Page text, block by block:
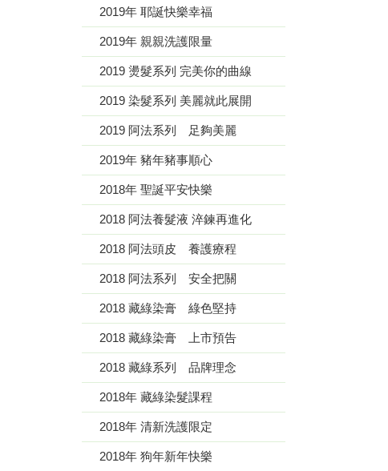
2019年 耶誕快樂幸福
2019年 親親洗護限量
2019 燙髮系列 完美你的曲線
2019 染髮系列 美麗就此展開
2019 阿法系列 足夠美麗
2019年 豬年豬事順心
2018年 聖誕平安快樂
2018 阿法養髮液 淬鍊再進化
2018 阿法頭皮 養護療程
2018 阿法系列 安全把關
2018 藏綠染膏 綠色堅持
2018 藏綠染膏 上市預告
2018 藏綠系列 品牌理念
2018年 藏綠染髮課程
2018年 清新洗護限定
2018年 狗年新年快樂